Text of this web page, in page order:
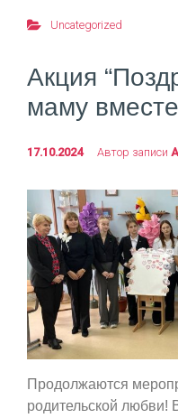
Uncategorized
Акция
маму
17.10.2024 Автор записи
Продолжаются
родительской любви!